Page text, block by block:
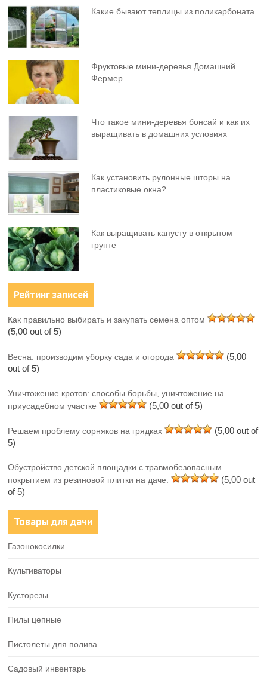
Какие бывают теплицы из поликарбоната
Фруктовыe мини-деревья Домашний
Фермер
Что такое мини-деревья бонсай и как их
выращивать в домашних условиях
Как установить рулонные шторы на
пластиковые окна?
Как выращивать капусту в открытом
грунте
Рейтинг записей
Как правильно выбирать и закупать семена оптом
(5,00 out of 5)
Весна: производим уборку сада и огорода
(5,00
out of 5)
Уничтожение кротов: способы борьбы, уничтожение на
приусадебном участке
(5,00 out of 5)
Решаем проблему сорняков на грядках
(5,00 out of
5)
Обустройство детской площадки с травмобезопасным
покрытием из резиновой плитки на даче.
(5,00 out
of 5)
Товары для дачи
Газонокосилки
Культиваторы
Кусторезы
Пилы цепные
Пистолеты для полива
Садовый инвентарь